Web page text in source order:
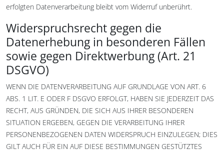
erfolgten Datenverarbeitung bleibt vom Widerruf unberührt.
Widerspruchsrecht gegen die
Datenerhebung in besonderen Fällen
sowie gegen Direktwerbung (Art. 21
DSGVO)
WENN DIE DATENVERARBEITUNG AUF GRUNDLAGE VON ART. 6
ABS. 1 LIT. E ODER F DSGVO ERFOLGT, HABEN SIE JEDERZEIT DAS
RECHT, AUS GRÜNDEN, DIE SICH AUS IHRER BESONDEREN
SITUATION ERGEBEN, GEGEN DIE VERARBEITUNG IHRER
PERSONENBEZOGENEN DATEN WIDERSPRUCH EINZULEGEN; DIES
GILT AUCH FÜR EIN AUF DIESE BESTIMMUNGEN GESTÜTZTES